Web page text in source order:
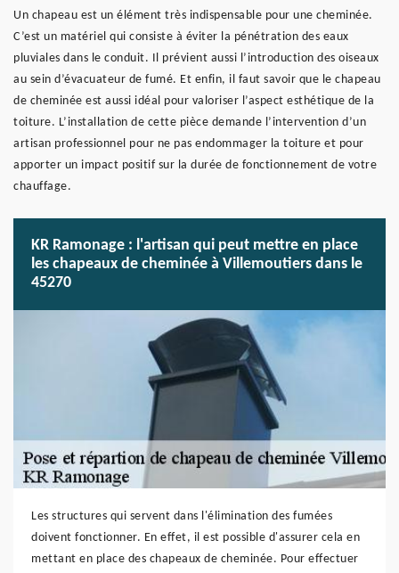
Un chapeau est un élément très indispensable pour une cheminée.
C’est un matériel qui consiste à éviter la pénétration des eaux
pluviales dans le conduit. Il prévient aussi l’introduction des oiseaux
au sein d’évacuateur de fumé. Et enfin, il faut savoir que le chapeau
de cheminée est aussi idéal pour valoriser l’aspect esthétique de la
toiture. L’installation de cette pièce demande l’intervention d’un
artisan professionnel pour ne pas endommager la toiture et pour
apporter un impact positif sur la durée de fonctionnement de votre
chauffage.
KR Ramonage : l'artisan qui peut mettre en place
les chapeaux de cheminée à Villemoutiers dans le
45270
Les structures qui servent dans l'élimination des fumées
doivent fonctionner. En effet, il est possible d'assurer cela en
mettant en place des chapeaux de cheminée. Pour effectuer